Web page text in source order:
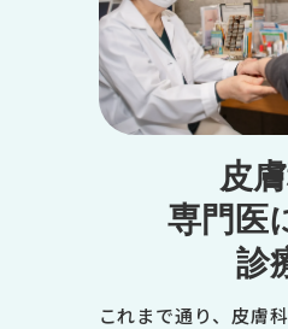
皮
専門医
診
これまで通り、皮膚